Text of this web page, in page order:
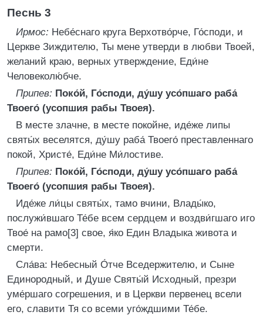
Песнь 3
Ирмос: Небе́снаго круга Верхотво́рче, Го́споди, и
Церкве Зиждителю, Ты мене утверди в любви Твоей,
желаний краю, верных утверждение, Еди́не
Человеколю́бче.
Припев: Поко́й, Го́споди, ду́шу усо́пшаго раба́
Твоего́ (усопшия рабы Твоея).
В месте злачне, в месте покойне, иде́же липы
святы́х веселятся, ду́шу раба́ Твоего́ преставленнаго
покой, Христе́, Еди́не Ми́лостиве.
Припев: Поко́й, Го́споди, ду́шу усо́пшаго раба́
Твоего́ (усопшия рабы Твоея).
Иде́же ли́цы святы́х, тамо вчини, Влады́ко,
послужи́вшаго Те́бе всем сердцем и воздви́гшаго иго
Твое́ на рамо[3] свое, я́ко Един Владыка живота и
смерти.
Сла́ва: Небесный О́тче Вседержителю, и Сыне
Единородный, и Душе Святы́й Исходный, презри
уме́ршаго согрешения, и в Церкви первенец всели
его, славити Тя со всеми уго́ждшими Те́бе.